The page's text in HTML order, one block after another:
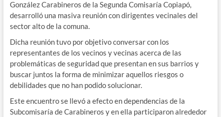
González Carabineros de la Segunda Comisaría Copiapó,
desarrolló una masiva reunión con dirigentes vecinales del
sector alto de la comuna.
Dicha reunión tuvo por objetivo conversar con los
representantes de los vecinos y vecinas acerca de las
problemáticas de seguridad que presentan en sus barrios y
buscar juntos la forma de minimizar aquellos riesgos o
debilidades que no han podido solucionar.
Este encuentro se llevó a efecto en dependencias de la
Subcomisaría de Carabineros y en ella participaron alrededor